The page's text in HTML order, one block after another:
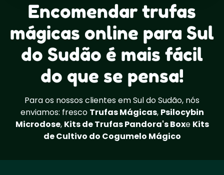
Encomendar trufas
mágicas online para Sul
do Sudão é mais fácil
do que se pensa!
Para os nossos clientes em Sul do Sudão, nós
enviamos: fresco Trufas Mágicas, Psilocybin
Microdose, Kits de Trufas Pandora's Boxe Kits
de Cultivo do Cogumelo Mágico